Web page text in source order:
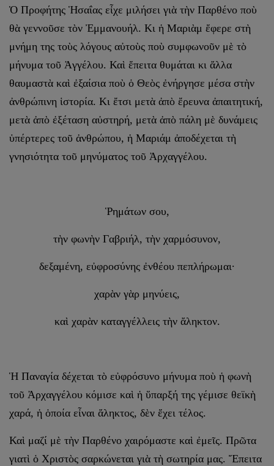
Ὁ Προφήτης Ἡσαΐας εἶχε μιλήσει γιὰ τὴν Παρθένο ποὺ
θὰ γεννοῦσε τὸν Ἐμμανουήλ. Κι ἡ Μαριὰμ ἔφερε στὴ
μνήμη της τοὺς λόγους αὐτοὺς ποὺ συμφωνοῦν μὲ τὸ
μήνυμα τοῦ Ἀγγέλου. Καὶ ἔπειτα θυμάται κι ἄλλα
θαυμαστὰ καὶ ἐξαίσια ποὺ ὁ Θεὸς ἐνήργησε μέσα στὴν
ἀνθρώπινη ἱστορία. Κι ἔτσι μετὰ ἀπὸ ἔρευνα ἀπαιτητική,
μετὰ ἀπὸ ἐξέταση αὐστηρή, μετὰ ἀπὸ πάλη μὲ δυνάμεις
ὑπέρτερες τοῦ ἀνθρώπου, ἡ Μαριάμ ἀποδέχεται τὴ
γνησιότητα τοῦ μηνύματος τοῦ Ἀρχαγγέλου.
Ῥημάτων σου,
τὴν φωνὴν Γαβριήλ, τὴν χαρμόσυνον,
δεξαμένη, εὐφροσύνης ἐνθέου πεπλήρωμαι·
χαρὰν γὰρ μηνύεις,
καὶ χαρὰν καταγγέλλεις τὴν ἄληκτον.
Ἡ Παναγία δέχεται τὸ εὐφρόσυνο μήνυμα ποὺ ἡ φωνὴ
τοῦ Ἀρχαγγέλου κόμισε καὶ ἡ ὕπαρξή της γέμισε θεϊκὴ
χαρά, ἡ ὁποία εἶναι ἄληκτος, δὲν ἔχει τέλος.
Καὶ μαζί μὲ τὴν Παρθένο χαιρόμαστε καὶ ἐμεῖς. Πρῶτα
γιατὶ ὁ Χριστὸς σαρκώνεται γιὰ τὴ σωτηρία μας. Ἔπειτα